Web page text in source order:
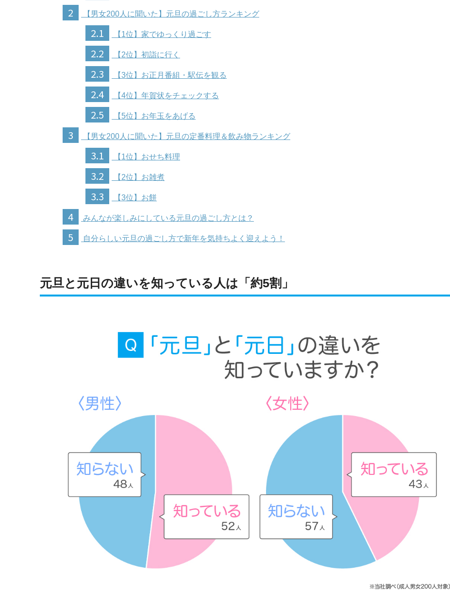
2 【男女200人に聞いた】元旦の過ごし方ランキング
2.1 【1位】家でゆっくり過ごす
2.2 【2位】初詣に行く
2.3 【3位】お正月番組・駅伝を観る
2.4 【4位】年賀状をチェックする
2.5 【5位】お年玉をあげる
3 【男女200人に聞いた】元旦の定番料理＆飲み物ランキング
3.1 【1位】おせち料理
3.2 【2位】お雑煮
3.3 【3位】お餅
4 みんなが楽しみにしている元旦の過ごし方とは？
5 自分らしい元旦の過ごし方で新年を気持ちよく迎えよう！
元旦と元日の違いを知っている人は「約5割」